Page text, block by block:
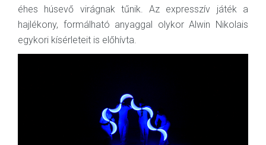
éhes húsevő virágnak tűnik. Az expresszív játék a
hajlékony, formálható anyaggal olykor Alwin Nikolais
egykori kísérleteit is előhívta.